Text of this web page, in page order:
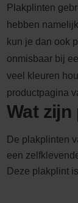
Plakplinten
hebben
kun je dan ook
onmisbaar bij
veel kleuren
productpagina
Wat zijn
De plakplinten
een
Deze plakplint